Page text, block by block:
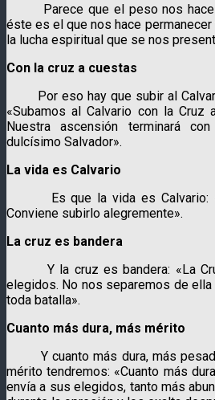
Parece que el peso nos hace
éste es el que nos hace
la lucha espiritual que se nos
Con la cruz a cuestas
Por eso hay que subir al
«Subamos al Calvario con la Cruz
Nuestra ascensión terminará
dulcísimo Salvador».
La vida es Calvario
Es que la vida es Calvario:
Conviene subirlo alegremente».
La cruz es bandera
Y la cruz es bandera: «La
elegidos. No nos separemos de
toda batalla».
Cuanto más dura, más mérito
Y cuanto más dura, más
mérito tendremos: «Cuanto más
envía a sus elegidos, tanto más